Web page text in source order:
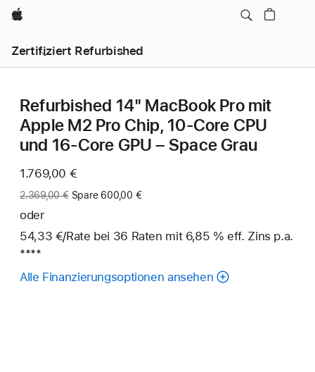
Apple
Zertifiziert Refurbished
Refurbished 14" MacBook Pro mit
Apple M2 Pro Chip, 10‑Core CPU
und 16‑Core GPU – Space Grau
Jetzt
1.769,00 €
Vorher:
2.369,00 € Spare 600,00 €
oder
54,33 €/Rate pro
bei 36 Raten Raten
mit 6,85 % eff. Zins p.a.
****
Alle Finanzierungsoptionen ansehen